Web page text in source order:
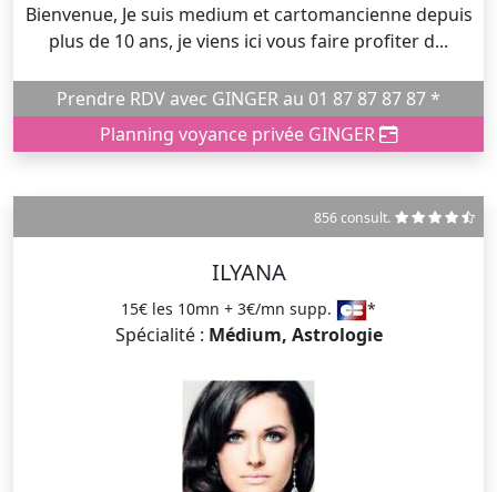
Bienvenue, Je suis medium et cartomancienne depuis
plus de 10 ans, je viens ici vous faire profiter d...
Prendre RDV avec GINGER au 01 87 87 87 87 *
Planning voyance privée GINGER
856 consult.
ILYANA
15€ les 10mn + 3€/mn supp. *
Spécialité : Médium, Astrologie